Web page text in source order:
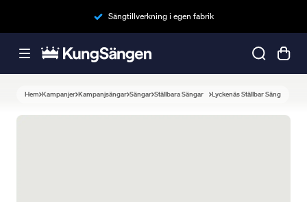
Sängtillverkning i egen fabrik
Hem Kampanjer Kampanjsängar Sängar Ställbara Sängar Lyckenäs Ställbar Säng